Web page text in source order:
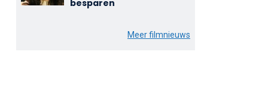
besparen
Meer filmnieuws